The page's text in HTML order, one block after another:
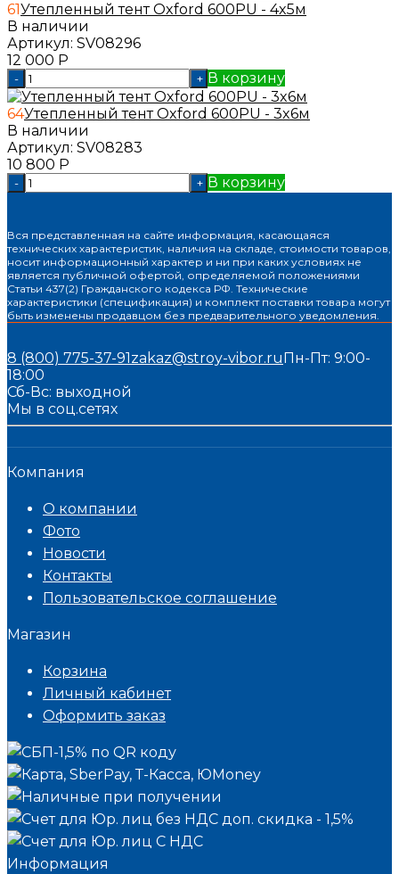
61Утепленный тент Oxford 600PU - 4x5м
В наличии
Артикул: SV08296
12 000 Р
- + В корзину
64Утепленный тент Oxford 600PU - 3x6м
В наличии
Артикул: SV08283
10 800 Р
- + В корзину
Вся представленная на сайте информация, касающаяся
технических характеристик, наличия на складе, стоимости товаров,
носит информационный характер и ни при каких условиях не
является публичной офертой, определяемой положениями
Статьи 437(2) Гражданского кодекса РФ. Технические
характеристики (спецификация) и комплект поставки товара могут
быть изменены продавцом без предварительного уведомления.
8 (800) 775-37-91 zakaz@stroy-vibor.ru Пн-Пт: 9:00-
18:00
Сб-Вс: выходной
Мы в соц.сетях
Компания
О компании
Фото
Новости
Контакты
Пользовательское соглашение
Магазин
Корзина
Личный кабинет
Оформить заказ
Информация